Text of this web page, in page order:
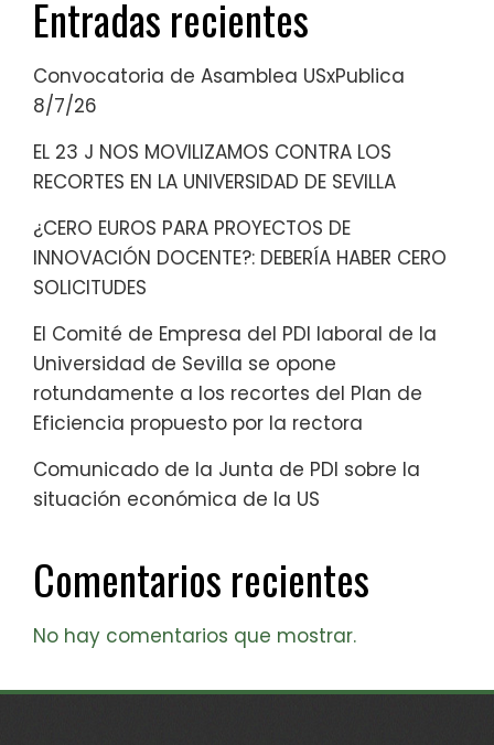
Entradas recientes
Convocatoria de Asamblea USxPublica
8/7/26
EL 23 J NOS MOVILIZAMOS CONTRA LOS
RECORTES EN LA UNIVERSIDAD DE SEVILLA
¿CERO EUROS PARA PROYECTOS DE
INNOVACIÓN DOCENTE?: DEBERÍA HABER CERO
SOLICITUDES
El Comité de Empresa del PDI laboral de la
Universidad de Sevilla se opone
rotundamente a los recortes del Plan de
Eficiencia propuesto por la rectora
Comunicado de la Junta de PDI sobre la
situación económica de la US
Comentarios recientes
No hay comentarios que mostrar.